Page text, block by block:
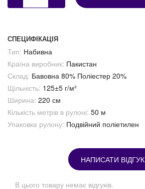
СПЕЦИФІКАЦІЯ
Тип: Набивна
Країна виробник: Пакистан
Склад: Бавовна 80% Поліестер 20%
Щільність: 125±5 г/м²
Ширина: 220 см
Кількість метрів в рулоні: 50 м
Упаковка рулону: Подвійний поліетилен
НАПИСАТИ ВІДГУК
В цього товару немає відгуків.